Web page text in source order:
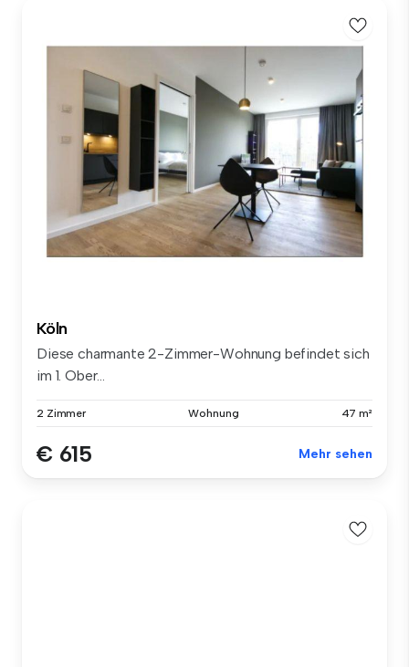
Köln
Diese charmante 2-Zimmer-Wohnung befindet sich
im 1. Ober...
2 Zimmer Wohnung 47 m²
€ 615 Mehr sehen